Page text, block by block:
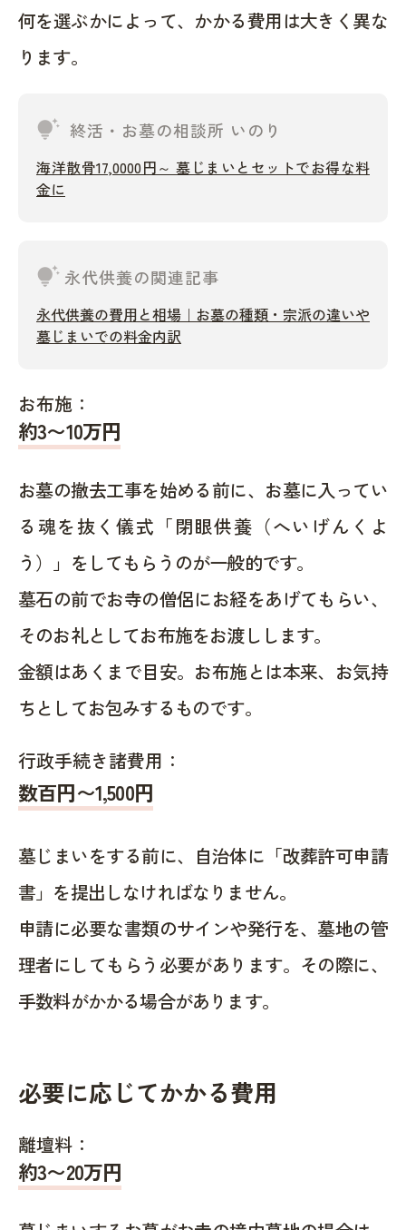
何を選ぶかによって、かかる費用は大きく異な
ります。
tips_and_updates 終活・お墓の相談所 いのり
海洋散骨17,0000円～ 墓じまいとセットでお得な料
金に
tips_and_updates 永代供養の関連記事
永代供養の費用と相場｜お墓の種類・宗派の違いや
墓じまいでの料金内訳
お布施：
約3〜10万円
お墓の撤去工事を始める前に、お墓に入ってい
る魂を抜く儀式「閉眼供養（へいげんくよ
う）」をしてもらうのが一般的です。
墓石の前でお寺の僧侶にお経をあげてもらい、
そのお礼としてお布施をお渡しします。
金額はあくまで目安。お布施とは本来、お気持
ちとしてお包みするものです。
行政手続き諸費用：
数百円〜1,500円
墓じまいをする前に、自治体に「改葬許可申請
書」を提出しなければなりません。
申請に必要な書類のサインや発行を、墓地の管
理者にしてもらう必要があります。その際に、
手数料がかかる場合があります。
必要に応じてかかる費用
離壇料：
約3〜20万円